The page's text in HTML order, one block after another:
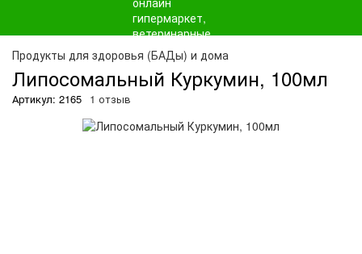
Продукты для здоровья (БАДы) и дома
Липосомальный Куркумин, 100мл
Артикул: 2165 1 отзыв